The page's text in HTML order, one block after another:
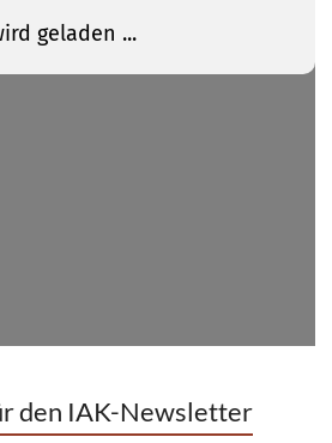
den IAK-Newsletter